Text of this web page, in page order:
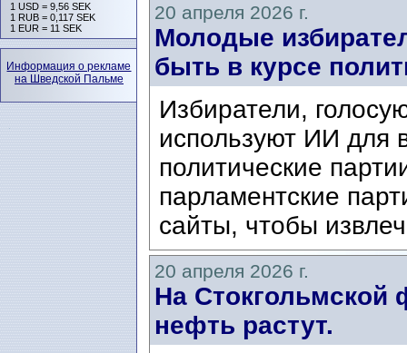
20 апреля 2026 г.
Молодые
быть в курсе
Избиратели,
используют ИИ для
политические
парламентские
сайты, чтобы
20 апреля 2026 г.
На
нефть растут.
1 USD = 9,56 SEK
1 RUB = 0,117 SEK
1 EUR = 11 SEK
Информация о рекламе
на Шведской Пальме